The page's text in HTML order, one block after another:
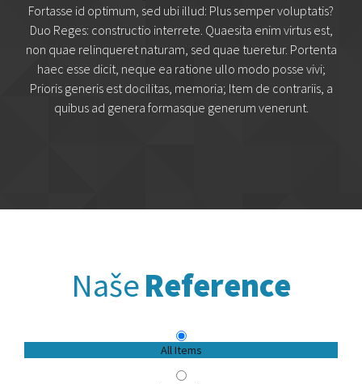
Fortasse id optimum, sed ubi illud: Plus semper voluptatis?
Duo Reges: constructio interrete. Quaesita enim virtus est,
non quae relinqueret naturam, sed quae tueretur. Portenta
haec esse dicit, neque ea ratione ullo modo posse vivi;
Prioris generis est docilitas, memoria; Item de contrariis, a
quibus ad genera formasque generum venerunt.
NašeReference
All Items